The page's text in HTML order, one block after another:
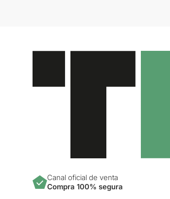
Canal oficial de venta
Compra 100% segura